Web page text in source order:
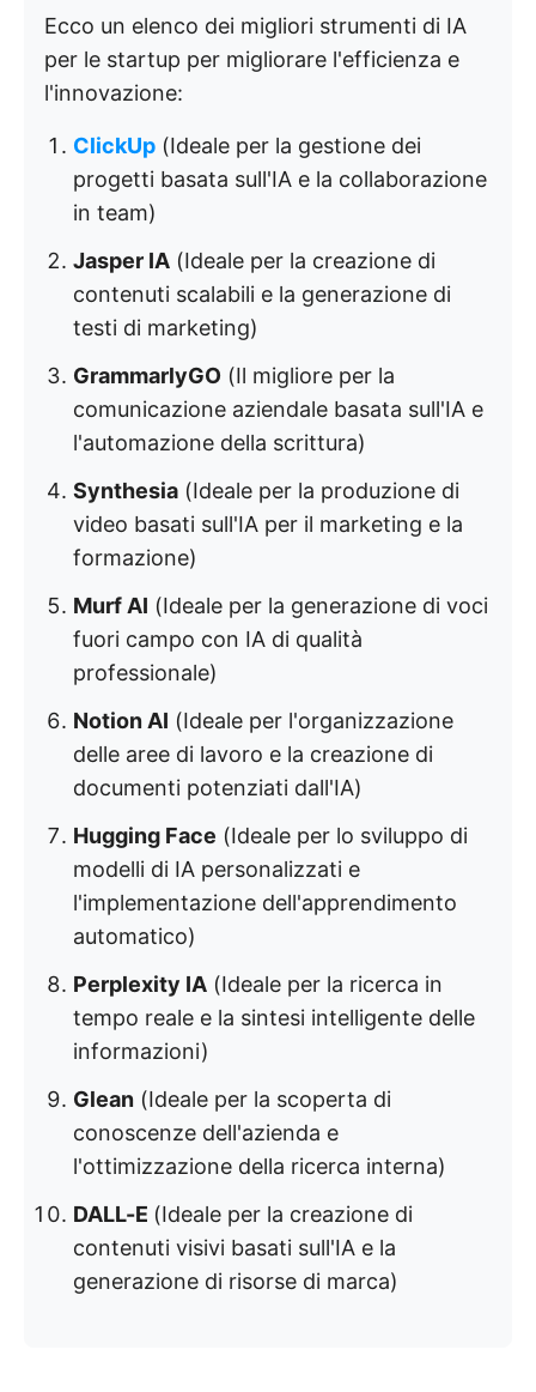
Ecco un elenco dei migliori strumenti di IA
per le startup per migliorare l'efficienza e
l'innovazione:
ClickUp (Ideale per la gestione dei
progetti basata sull'IA e la collaborazione
in team)
Jasper IA (Ideale per la creazione di
contenuti scalabili e la generazione di
testi di marketing)
GrammarlyGO (Il migliore per la
comunicazione aziendale basata sull'IA e
l'automazione della scrittura)
Synthesia (Ideale per la produzione di
video basati sull'IA per il marketing e la
formazione)
Murf AI (Ideale per la generazione di voci
fuori campo con IA di qualità
professionale)
Notion AI (Ideale per l'organizzazione
delle aree di lavoro e la creazione di
documenti potenziati dall'IA)
Hugging Face (Ideale per lo sviluppo di
modelli di IA personalizzati e
l'implementazione dell'apprendimento
automatico)
Perplexity IA (Ideale per la ricerca in
tempo reale e la sintesi intelligente delle
informazioni)
Glean (Ideale per la scoperta di
conoscenze dell'azienda e
l'ottimizzazione della ricerca interna)
DALL-E (Ideale per la creazione di
contenuti visivi basati sull'IA e la
generazione di risorse di marca)